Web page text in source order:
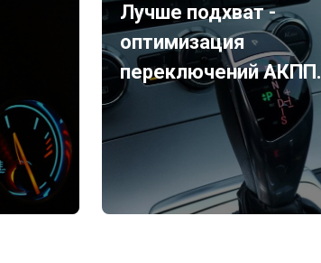
Лучше подхват -
оптимизация
переключений АКПП.